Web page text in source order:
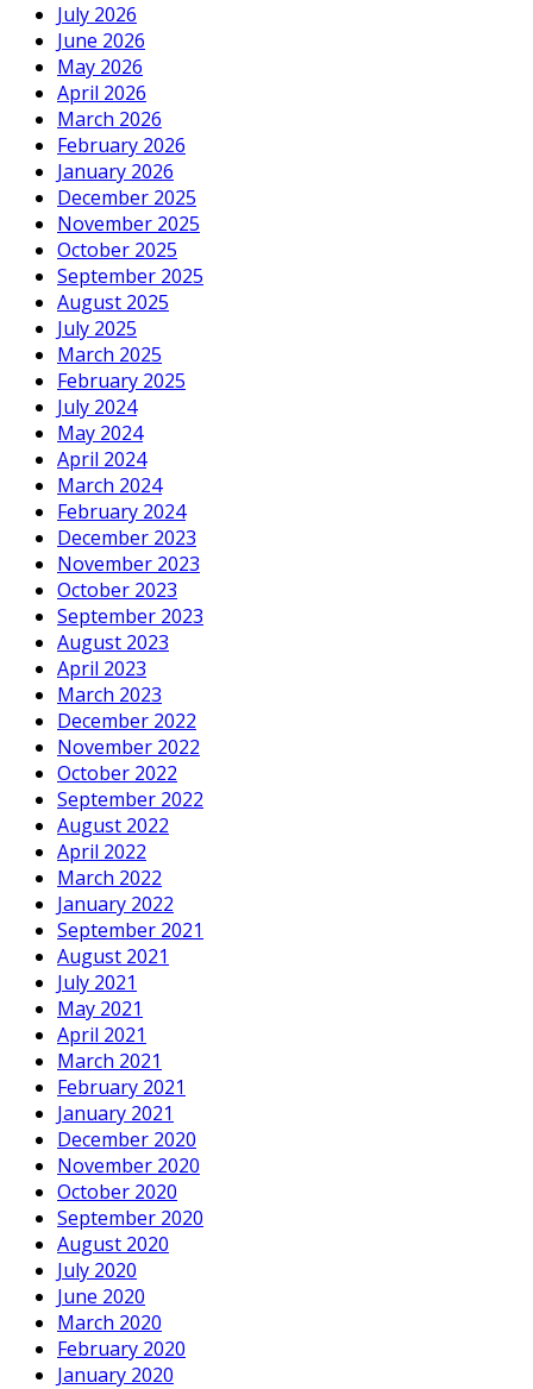
July 2026
June 2026
May 2026
April 2026
March 2026
February 2026
January 2026
December 2025
November 2025
October 2025
September 2025
August 2025
July 2025
March 2025
February 2025
July 2024
May 2024
April 2024
March 2024
February 2024
December 2023
November 2023
October 2023
September 2023
August 2023
April 2023
March 2023
December 2022
November 2022
October 2022
September 2022
August 2022
April 2022
March 2022
January 2022
September 2021
August 2021
July 2021
May 2021
April 2021
March 2021
February 2021
January 2021
December 2020
November 2020
October 2020
September 2020
August 2020
July 2020
June 2020
March 2020
February 2020
January 2020